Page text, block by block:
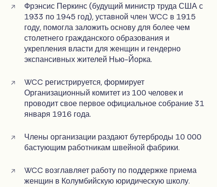
Фрэнсис Перкинс (будущий министр труда США с
1933 по 1945 год), уставной член WCC в 1915
году, помогла заложить основу для более чем
столетнего гражданского образования и
укрепления власти для женщин и гендерно
экспансивных жителей Нью-Йорка.
WCC регистрируется, формирует
Организационный комитет из 100 человек и
проводит свое первое официальное собрание 31
января 1916 года.
Члены организации раздают бутерброды 10 000
бастующим работникам швейной фабрики.
WCC возглавляет работу по поддержке приема
женщин в Колумбийскую юридическую школу.